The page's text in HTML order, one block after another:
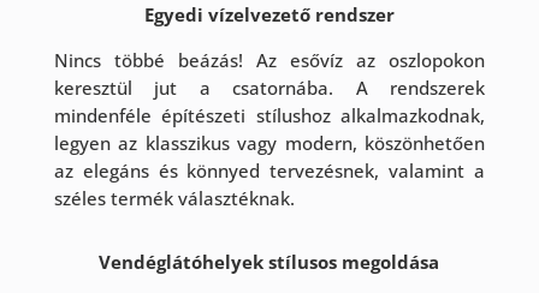
Egyedi vízelvezető rendszer
Nincs többé beázás! Az esővíz az oszlopokon
keresztül jut a csatornába. A rendszerek
mindenféle építészeti stílushoz alkalmazkodnak,
legyen az klasszikus vagy modern, köszönhetően
az elegáns és könnyed tervezésnek, valamint a
széles termék választéknak.
Vendéglátóhelyek stílusos megoldása